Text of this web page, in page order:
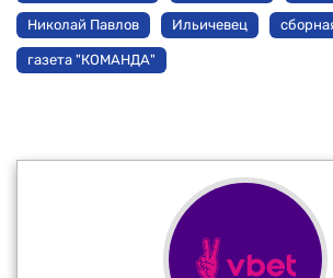
Николай Павлов Ильичевец
газета "КОМАНДА"